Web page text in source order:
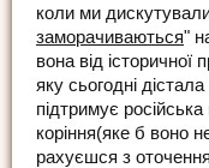
коли ми
заморачиваються"
вона від історичної
яку сьогодні
підтримує
коріння(яке б воно
рахуєшся з